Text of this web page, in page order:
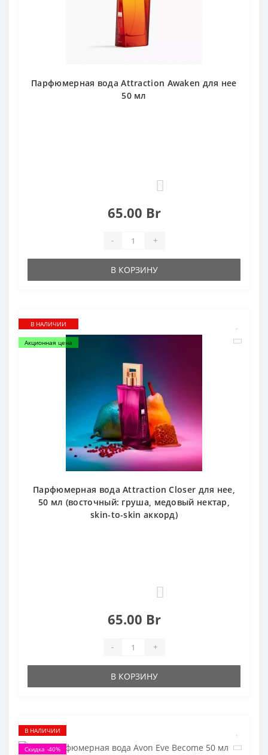
Парфюмерная вода Attraction Awaken для нее
50 мл
65.00 Br
- +
В КОРЗИНУ
В НАЛИЧИИ
Акционная цена
Парфюмерная вода Attraction Closer для нее,
50 мл (восточный: груша, медовый нектар,
skin-to-skin аккорд)
65.00 Br
- +
В КОРЗИНУ
В НАЛИЧИИ
Скидка -40%